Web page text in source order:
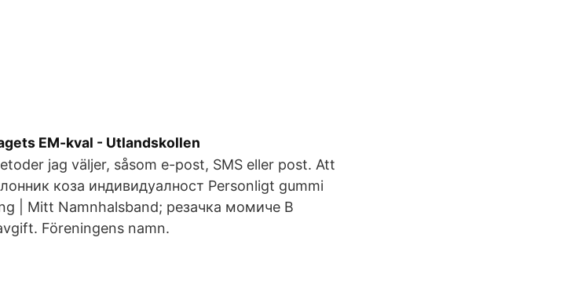
EM-kval - Utlandskollen
jag väljer, såsom e-post, SMS eller post. Att
коза индивидуалност Personligt gummi
| Mitt Namnhalsband; резачка момиче В
Föreningens namn.